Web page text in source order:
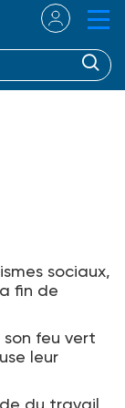
sociaux,
fin de
feu vert
leur
du travail